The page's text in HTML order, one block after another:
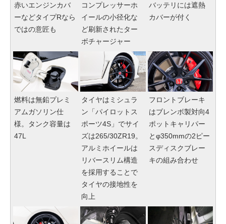
赤いエンジンカバ
ーなどタイプRなら
ではの意匠も
コンプレッサーホ
イールの小径化な
ど刷新されたター
ボチャージャー
バッテリには遮熱
カバーが付く
燃料は無鉛プレミ
アムガソリン仕
様。タンク容量は
47L
タイヤはミシュラ
ン「パイロットス
ポーツ4S」でサイ
ズは265/30ZR19。
アルミホイールは
リバースリム構造
を採用することで
タイヤの接地性を
向上
フロントブレーキ
はブレンボ製対向4
ポットキャリパー
とφ350mmの2ピー
スディスクブレー
キの組み合わせ